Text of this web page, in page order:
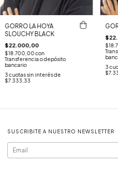
GORRO LA HOYA
SLOUCHY BLACK
$22.000,00
$18.700,00con
Transferencia o depósito
bancario
3 cuotas sin interés de
$7.333,33
3
SUSCRIBITE A NUESTRO NEWSLETTER